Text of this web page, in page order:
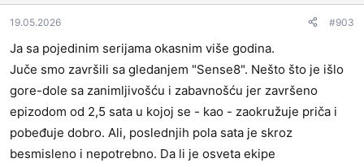
a
n
a
:
19.05.2026 #903
Ja sa pojedinim serijama okasnim više godina.
Juče smo završili sa gledanjem "Sense8". Nešto što je išlo
gore-dole sa zanimljivošću i zabavnošću jer završeno
epizodom od 2,5 sata u kojoj se - kao - zaokružuje priča i
pobeđuje dobro. Ali, poslednjih pola sata je skroz
besmisleno i nepotrebno. Da li je osveta ekipe